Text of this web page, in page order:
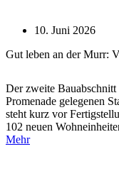
10. Juni 2026
Gut leben an der Murr:
Der zweite
Promenade gelegenen
steht kurz vor
102 neuen
Mehr